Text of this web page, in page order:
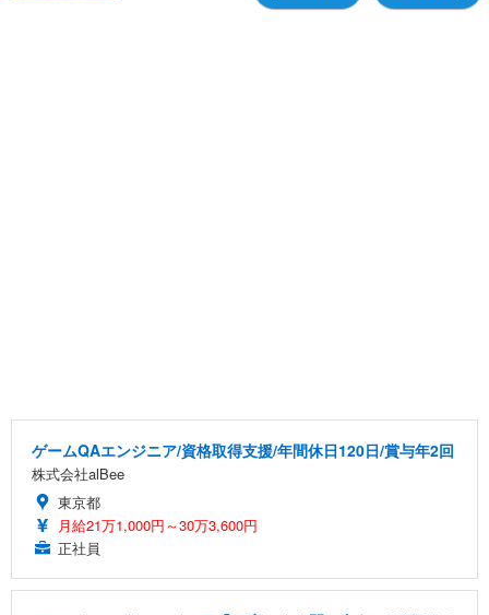
ゲームQAエンジニア/資格取得支援/年間休日120日/賞与年2回
株式会社alBee
東京都
月給21万1,000円～30万3,600円
正社員